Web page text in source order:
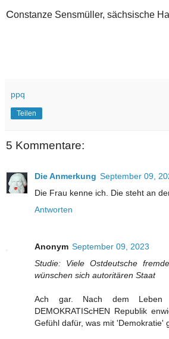
Constanze Sensmüller, sächsische
ppq
Teilen
5 Kommentare:
Die Anmerkung September 09,
Die Frau kenne ich. Die steht an
Antworten
Anonym September 09, 2023
Studie: Viele Ostdeutsche
wünschen sich autoritären Staat
Ach gar. Nach dem Leben
DEMOKRATIScHEN Republik
Gefühl dafür, was mit 'Demokratie'